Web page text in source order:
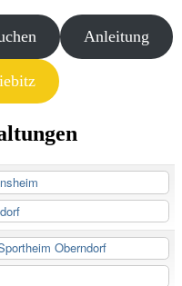
Anleitung
Oberndorf